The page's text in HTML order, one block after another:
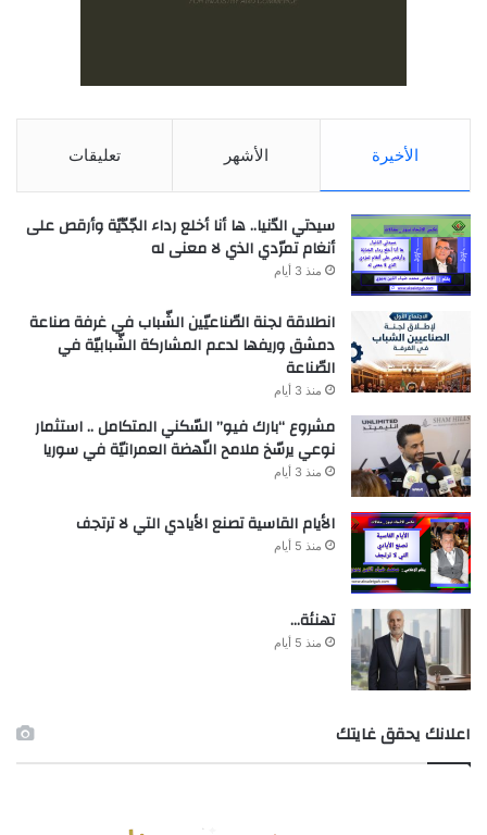
الأخيرة الأشهر تعليقات
سيدتي الدّنيا.. ها أنا أخلع رداء الجّدّيّة وأرقص على
أنغام تمرّدي الذي لا معنى له
منذ 3 أيام
انطلاقة لجنة الصّناعيّين الشّباب في غرفة صناعة
دمشق وريفها لدعم المشاركة الشّبابيّة في
الصّناعة
منذ 3 أيام
مشروع “بارك فيو” السّكني المتكامل .. استثمار
نوعي يرسّخ ملامح النّهضة العمرانيّة في سوريا
منذ 3 أيام
الأيام القاسية تصنع الأيادي التي لا ترتجف
منذ 5 أيام
تهنئة…
منذ 5 أيام
اعلانك يحقق غايتك